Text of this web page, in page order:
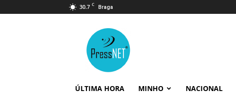
30.7 C Braga
ÚLTIMA HORA MINHO NACIONAL